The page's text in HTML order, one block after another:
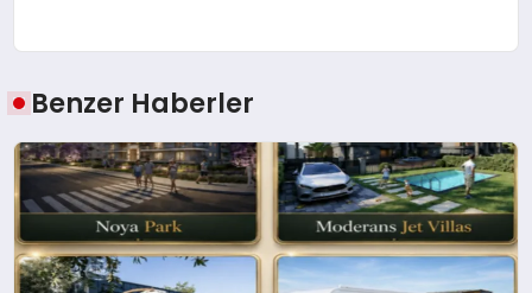
Benzer Haberler